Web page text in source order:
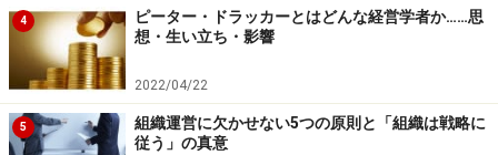
ス提供）企業でも、キャラクター広告を展開するケース
も増えています。この場合は、商品・サービスをキャラ
クター広告で売ろうとしているのではなく、人材採用で
の求職者に対するイメージ向上を目的として使われてい
るケースが多いです。
4
ピーター・ドラッカーとはどんな経営学者か……思
想・生い立ち・影響
2022/04/22
5
組織運営に欠かせない5つの原則と「組織は戦略に
従う」の真意